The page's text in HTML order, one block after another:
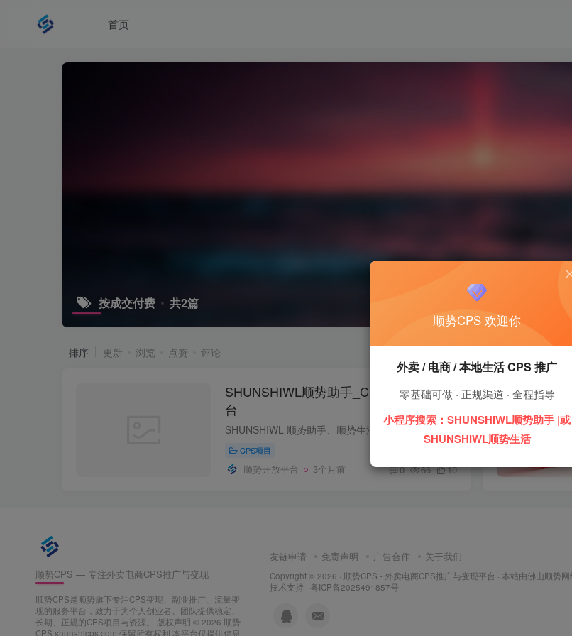
首页
按成交付费 共2篇
排序 更新 浏览 点赞 评论
SHUNSHIWL顺势助手_CPS推广变现平
台
CPS项目
顺势开放平台 3个月前 0 66 10
顺势CPS — 专注外卖电商CPS推广与变现
顺势CPS是顺势旗下专注CPS变现、副业推广、流量变
现的服务平台，致力于为个人创业者、团队提供稳定、
长期、正规的CPS项目与资源。 版权声明 © 2026 顺势
CPS shunshicps.com 保留所有权利 本平台仅提供信息
友链申请 免责声明 广告合作 关于我们
Copyright © 2026 · 顺势CPS - 外卖电商CPS推广与变现平台 · 本站由佛山顺势网
技术支持 · 粤ICP备2025491857号
顺势CPS 欢迎你
外卖 / 电商 / 本地生活 CPS 推广
零基础可做 · 正规渠道 · 全程指导
小程序搜索：SHUNSHIWL顺势助手 |或
SHUNSHIWL顺势生活